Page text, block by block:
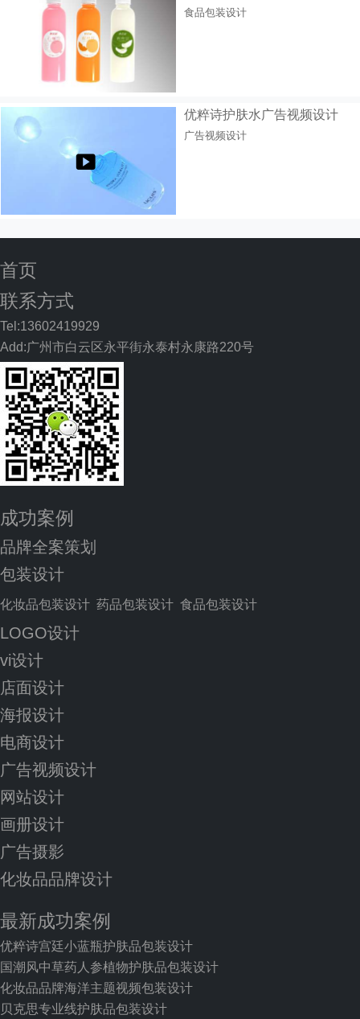
食品包装设计
优粹诗护肤水广告视频设计
广告视频设计
首页
联系方式
Tel:13602419929
Add:广州市白云区永平街永泰村永康路220号
成功案例
品牌全案策划
包装设计
化妆品包装设计 药品包装设计 食品包装设计
LOGO设计
vi设计
店面设计
海报设计
电商设计
广告视频设计
网站设计
画册设计
广告摄影
化妆品品牌设计
最新成功案例
优粹诗宫廷小蓝瓶护肤品包装设计
国潮风中草药人参植物护肤品包装设计
化妆品品牌海洋主题视频包装设计
贝克思专业线护肤品包装设计